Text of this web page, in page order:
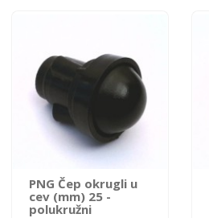
PNG Čep okrugli u
cev (mm) 25 -
polukružni